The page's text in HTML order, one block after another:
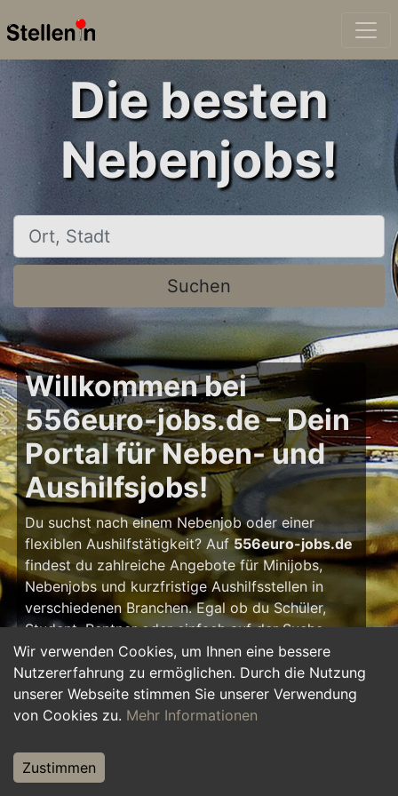
Wir verwenden Cookies, um Ihnen eine bessere
Nutzererfahrung zu ermöglichen. Durch die Nutzung
unserer Webseite stimmen Sie unserer Verwendung
von Cookies zu. Mehr Informationen
Zustimmen
Die besten
Nebenjobs!
Ort, Stadt
Suchen
Willkommen bei
556euro-jobs.de – Dein
Portal für Neben- und
Aushilfsjobs!
Du suchst nach einem Nebenjob oder einer
flexiblen Aushilfstätigkeit? Auf556euro-jobs.de
findest du zahlreiche Angebote für Minijobs,
Nebenjobs und kurzfristige Aushilfsstellen in
verschiedenen Branchen. Egal ob du Schüler,
Student, Rentner oder einfach auf der Suche
nach einem kleinen Zusatzverdienst bist – hier
findest du die passende Tätigkeit, die zu deinem
Zeitplan passt.
Ein Nebenjob oder Aushilfsjob bietet viele